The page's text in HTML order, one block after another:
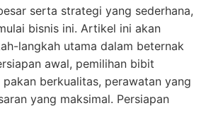
serta strategi yang sederhana,
bisnis ini. Artikel ini akan
langkah utama dalam beternak
awal, pemilihan bibit
berkualitas, perawatan yang
yang maksimal. Persiapan